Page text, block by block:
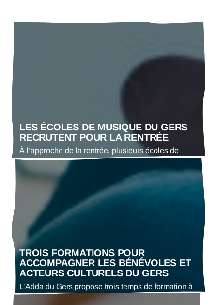
LES ÉCOLES DE MUSIQUE DU GERS
RECRUTENT POUR LA RENTRÉE
À l’approche de la rentrée, plusieurs écoles de
musique du Gers sont à la recherche de
professeurs pour compléter leurs équipes
pédagogiques. Afin de faciliter la mise en relation
entre les structures et les enseignants, l’Adda du
Gers recense les besoins des écoles de musique
du département et les rassemble dans cet article,
qui sera…
TROIS FORMATIONS POUR
ACCOMPAGNER LES BÉNÉVOLES ET
ACTEURS CULTURELS DU GERS
L’Adda du Gers propose trois temps de formation à
destination des bénévoles associatifs et des acteurs